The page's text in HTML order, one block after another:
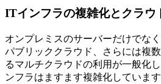
ITインフラの複雑化とクラウ
オンプレミスのサーバーだけでな
パブリッククラウド、さらには複
るマルチクラウドの利用が一般化
ンフラはますます複雑化していま